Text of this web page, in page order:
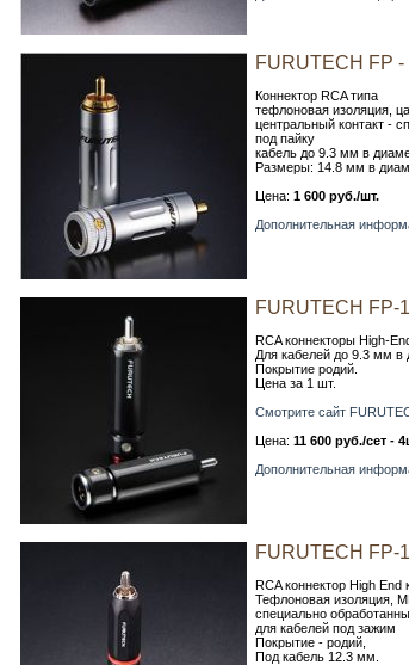
FURUTECH FP -
Коннектор RCA типа
тефлоновая изоляция,
центральный контакт -
под пайку
кабель до 9.3 мм в
Размеры: 14.8 мм в
Цена: 1 600 руб./шт.
Дополнительная
FURUTECH FP-
RCA коннекторы High-
Для кабелей до 9.3 мм в
Покрытие родий.
Цена за 1 шт.
Смотрите сайт
Цена: 11 600 руб./сет -
Дополнительная
FURUTECH FP-
RCA коннектор High
Тефлоновая изоляция,
специально
для кабелей под зажим
Покрытие - родий,
Под кабель 12.3 мм.